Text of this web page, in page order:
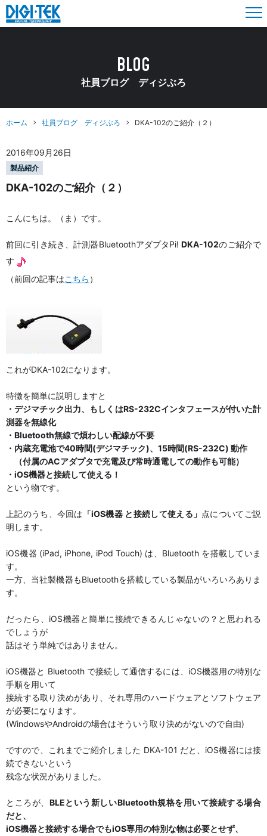
BLOG
社員ブログ ディジぶろ
ホーム 社員ブログ ディジぶろ DKA-102のご紹介（２）
2016年09月26日
製品紹介
DKA-102のご紹介（２）
こんにちは。（ま）です。
前回に引き続き、計測器BluetoothアダプタPi!DKA-102のご紹介で
す
（前回の記事はこちら ）
これがDKA-102になります。
特徴を簡単に説明しますと
・デジマチック出力、もしくはRS-232Cインタフェースが付いた計
測器を無線化
・Bluetooth無線で煩わしい配線が不要
・内蔵充電池で40時間(デジマチック)、15時間(RS-232C) 動作
（付属のACアダプタで充電及び常時通電しての動作も可能）
・iOS機器と接続して使える！
という物です。
上記のうち、今回は 「iOS機器 と接続して使える」 点についてご説
明します。
iOS機器 (iPad, iPhone, iPod Touch) は、Bluetooth を搭載していま
す。
一方、当社製機器もBluetoothを搭載している製品がいろいろありま
す。
だったら、iOS機器と簡単に接続できるんじゃないの？と思われる
でしょうが
話はそう単純ではありません。
iOS機器と Bluetooth で接続して通信するには、iOS機器用の特別な
手順を用いて
接続する取り決めがあり、それ専用のハードウェアとソフトウェア
が必要になります。
(WindowsやAndroidの場合はそういう取り決めがないので自由)
ですので、これまでご紹介しました DKA-101 だと、iOS機器には接
続できないという
残念な状況がありました。
ところが、 BLEという新しいBluetooth規格を用いて接続する場合
だと、
iOS機器と接続する場合でもiOS専用の特別な物は必要とせず、